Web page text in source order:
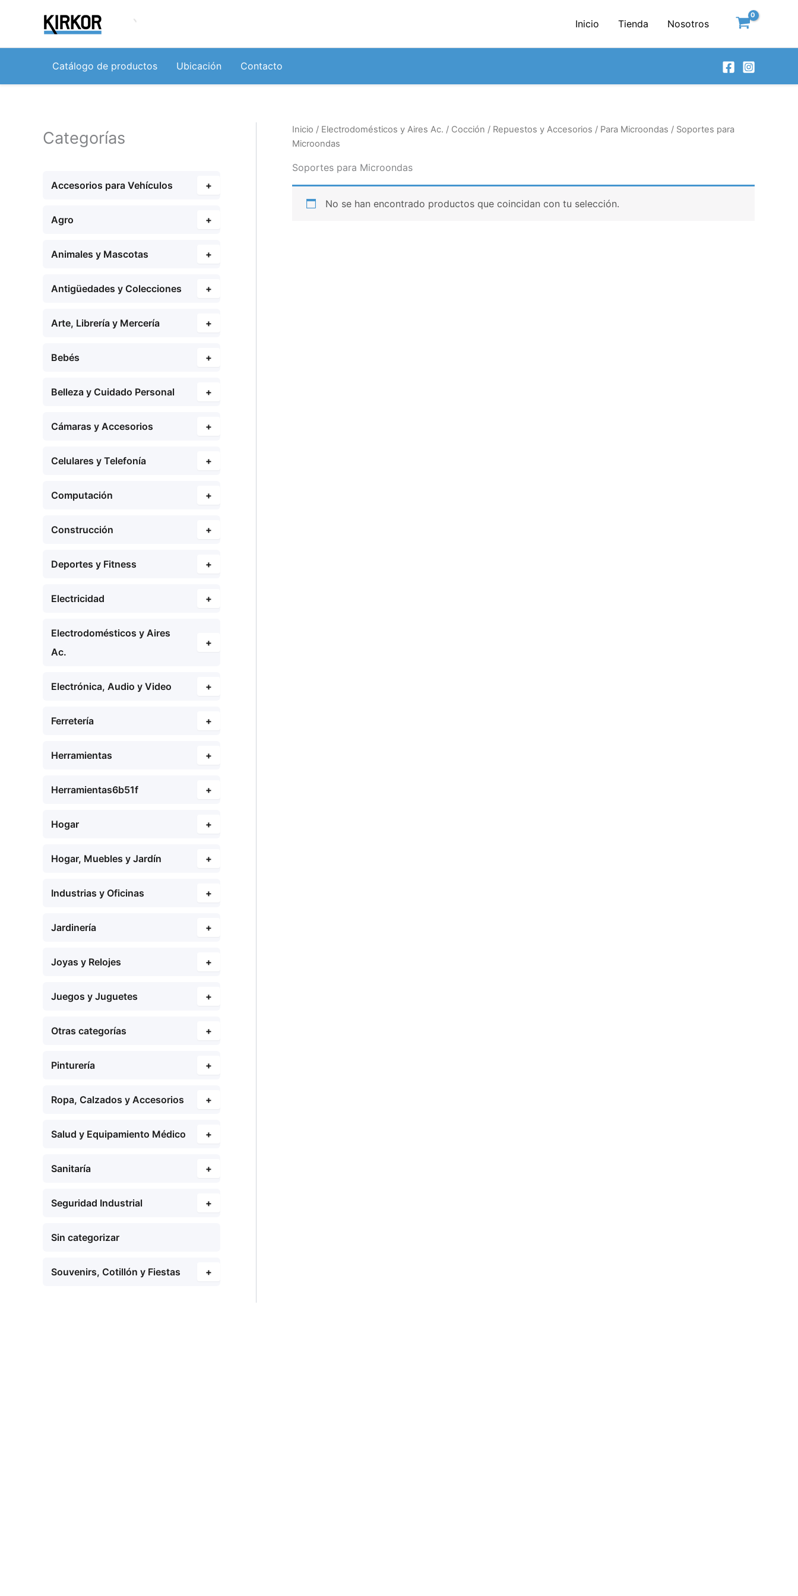
contenido
Inicio Tienda Nosotros
Catálogo de productos Ubicación Contacto
Categorías
Accesorios para Vehículos +
Agro +
Animales y Mascotas +
Antigüedades y Colecciones +
Arte, Librería y Mercería +
Bebés +
Belleza y Cuidado Personal +
Cámaras y Accesorios +
Celulares y Telefonía +
Computación +
Construcción +
Deportes y Fitness +
Electricidad +
Electrodomésticos y Aires
Ac.
+
Electrónica, Audio y Video +
Ferretería +
Herramientas +
Herramientas6b51f +
Hogar +
Hogar, Muebles y Jardín +
Industrias y Oficinas +
Jardinería +
Joyas y Relojes +
Juegos y Juguetes +
Otras categorías +
Pinturería +
Ropa, Calzados y Accesorios +
Salud y Equipamiento Médico +
Sanitaría +
Seguridad Industrial +
Sin categorizar
Souvenirs, Cotillón y Fiestas +
Inicio / Electrodomésticos y Aires Ac. / Cocción / Repuestos y Accesorios / Para Microondas / Soportes para
Microondas
Soportes para Microondas
No se han encontrado productos que coincidan con tu selección.